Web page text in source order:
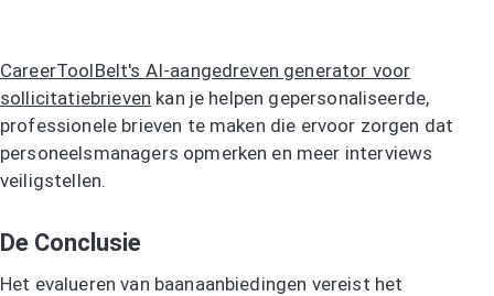
CareerToolBelt's AI-aangedreven generator voor
sollicitatiebrieven kan je helpen gepersonaliseerde,
professionele brieven te maken die ervoor zorgen dat
personeelsmanagers opmerken en meer interviews
veiligstellen.
De Conclusie
Het evalueren van baanaanbiedingen vereist het